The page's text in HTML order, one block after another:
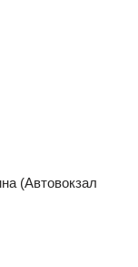
(Автовокзал